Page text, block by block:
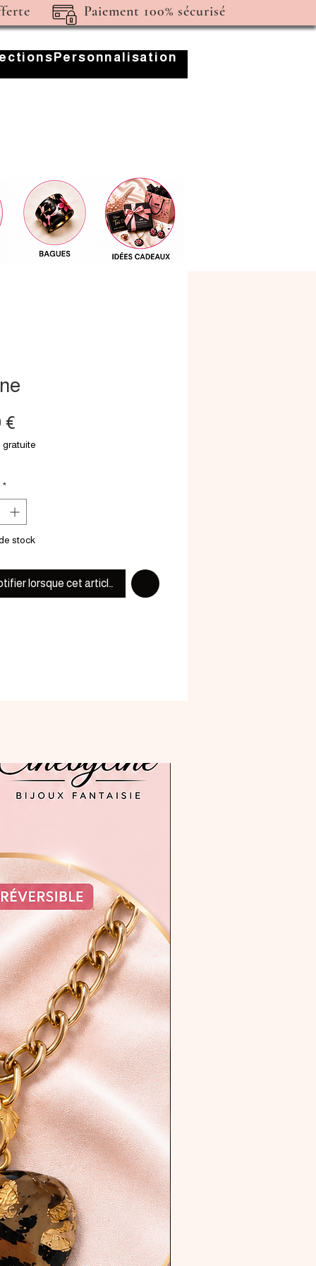
Paiement 100% sécurisé
Personnalisation
€
gratuite
*
stock
lorsque cet article est disponible